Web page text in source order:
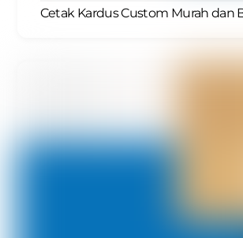
Cetak Kardus Custom Murah dan